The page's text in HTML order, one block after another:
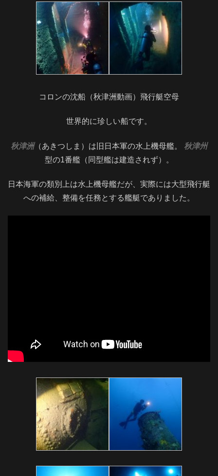
コロンの沈船（秋津洲動画）飛行艇空母
世界的に珍しい船です。
秋津洲（あきつしま）は旧日本軍の水上機母艦。 秋津州
型の1番艦（同型艦は建造されず）。
日本海軍の類別上は水上機母艦だが、実際には大型飛行艇
への補給、 整備を任務とする艦艇でありました。